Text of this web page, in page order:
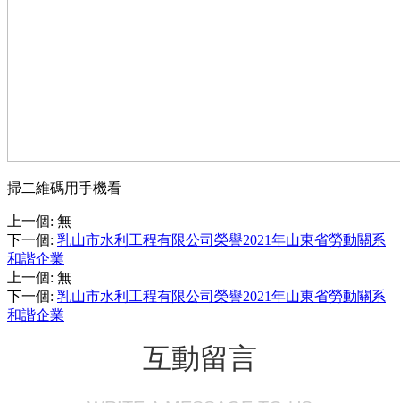
掃二維碼用手機看
上一個: 無
下一個: 乳山市水利工程有限公司榮譽2021年山東省勞動關系
和諧企業
上一個: 無
下一個: 乳山市水利工程有限公司榮譽2021年山東省勞動關系
和諧企業
互動留言